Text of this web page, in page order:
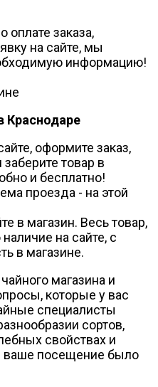
оплате заказа,
на сайте, мы
информацию!
Краснодаре
оформите заказ,
товар в
и бесплатно!
проезда - на этой
в магазин. Весь товар,
на сайте, с
в магазине.
магазина и
которые у вас
специалисты
сортов,
свойствах и
ваше посещение было